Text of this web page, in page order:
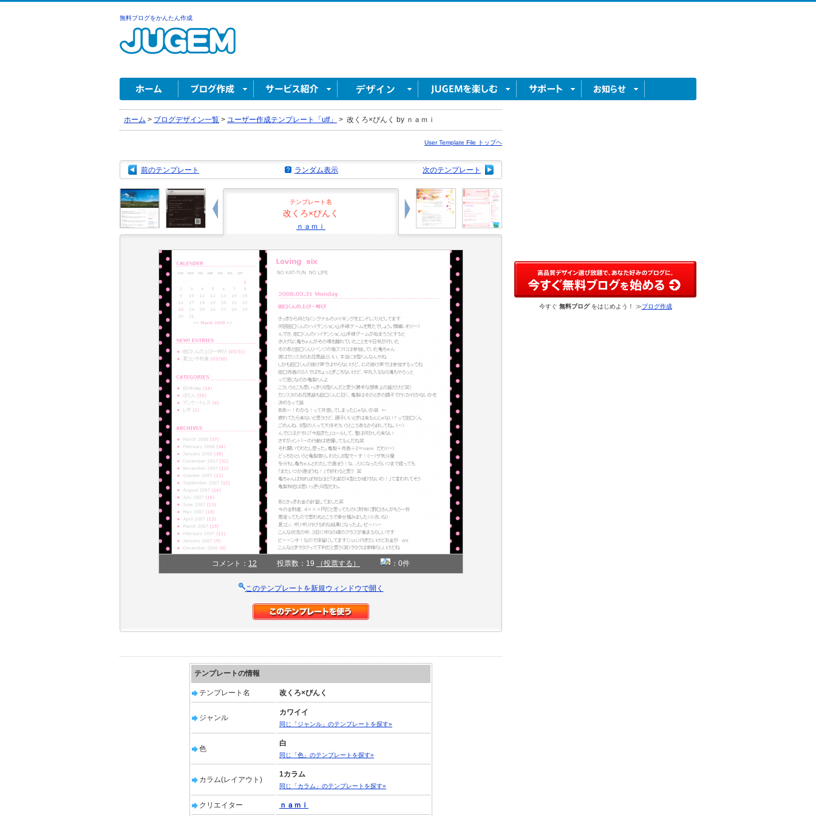
無料ブログをかんたん作成
ホーム > ブログデザイン一覧 > ユーザー作成テンプレート「utf」 > 改くろ×ぴんく by ｎａｍｉ
User Template File トップヘ
前のテンプレート 次のテンプレート
ランダム表示
テンプレート名
改くろ×ぴんく
ｎａｍｉ
コメント： 12 投票数：19 （投票する） ：0件
このテンプレートを新規ウィンドウで開く
テンプレートの情報
テンプレート名 改くろ×ぴんく
ジャンル
カワイイ
同じ「ジャンル」のテンプレートを探す»
色
白
同じ「色」のテンプレートを探す»
カラム(レイアウト)
1カラム
同じ「カラム」のテンプレートを探す»
クリエイター ｎａｍｉ
今すぐ 無料ブログをはじめよう！ ≫ブログ作成